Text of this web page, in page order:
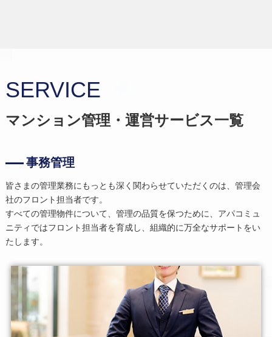
SERVICE
マンション管理・運営サービス一覧
事務管理
皆さまの管理業務にもっとも深く関わらせていただくのは、管理会
社のフロント担当者です。
すべての管理物件について、管理の品質を保つために、アパコミュ
ニティではフロント担当者を育成し、組織的に万全なサポートをい
たします。